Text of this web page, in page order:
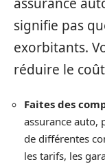
signifie pas
exorbitants.
réduire le
Faites des
assurance auto,
de différentes
les tarifs, les